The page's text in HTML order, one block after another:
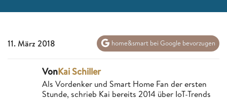
11. März 2018 home&smart bei Google bevorzugen
VonKai Schiller
Als Vordenker und Smart Home Fan der ersten
Stunde, schrieb Kai bereits 2014 über IoT-Trends